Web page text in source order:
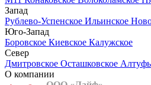
Запад
Рублево-Успенское Ильинское
Юго-Запад
Боровское Киевское Калужское
Север
Дмитровское Осташковское
О компании